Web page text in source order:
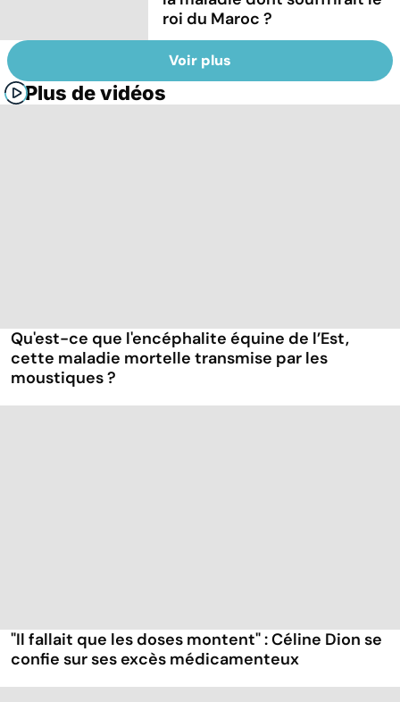
roi du Maroc ?
Voir plus
Plus de vidéos
Qu'est-ce que l'encéphalite équine de l’Est,
cette maladie mortelle transmise par les
moustiques ?
"Il fallait que les doses montent" : Céline Dion se
confie sur ses excès médicamenteux